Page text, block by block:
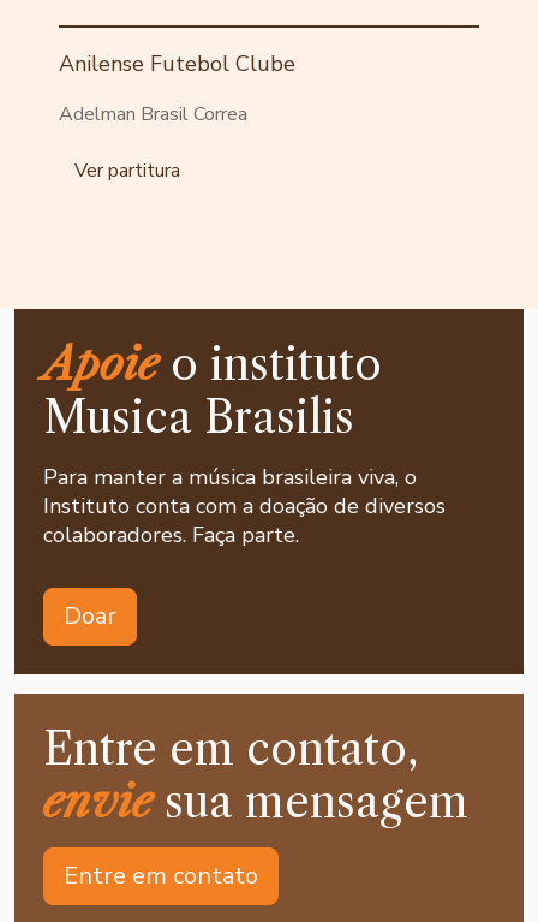
Anilense Futebol Clube
Adelman Brasil Correa
Ver partitura
Apoieo instituto
Musica Brasilis
Para manter a música brasileira viva, o
Instituto conta com a doação de diversos
colaboradores. Faça parte.
Doar
Entre em contato,
enviesua mensagem
Entre em contato